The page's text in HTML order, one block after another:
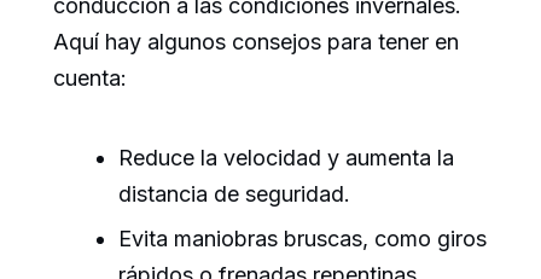
conducción a las condiciones invernales.
Aquí hay algunos consejos para tener en
cuenta:
Reduce la velocidad y aumenta la
distancia de seguridad.
Evita maniobras bruscas, como giros